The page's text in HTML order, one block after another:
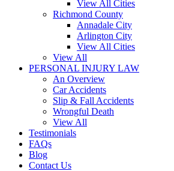
View All Cities
Richmond County
Annadale City
Arlington City
View All Cities
View All
PERSONAL INJURY LAW
An Overview
Car Accidents
Slip & Fall Accidents
Wrongful Death
View All
Testimonials
FAQs
Blog
Contact Us